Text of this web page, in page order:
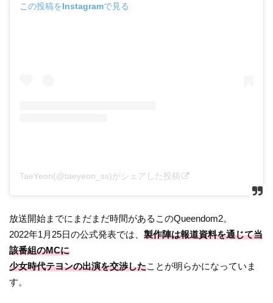
この投稿をInstagramで見る
TaeYeon(@taeyeon_ss)がシェアした投稿
放送開始までにまだまだ時間があるこのQueendom2。
2022年1月25日の公式発表では、製作陣は報道資料を通じて当
該番組のMCに
少女時代テヨンの出演を交渉したことが明らかになっていま
す。